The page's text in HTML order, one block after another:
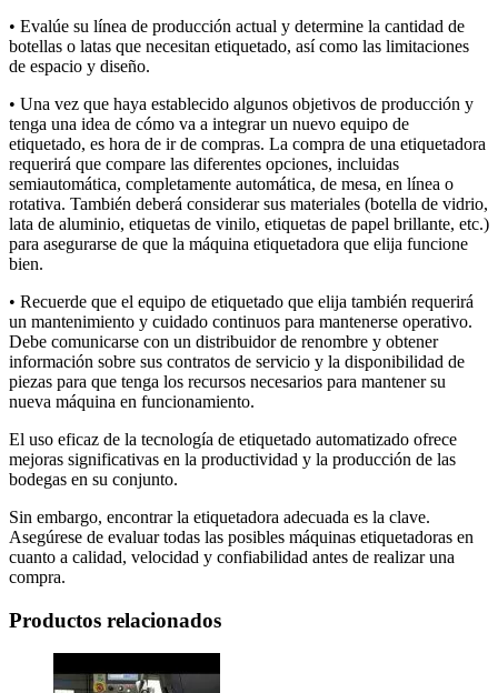
• Evalúe su línea de producción actual y determine la cantidad de
botellas o latas que necesitan etiquetado, así como las limitaciones
de espacio y diseño.
• Una vez que haya establecido algunos objetivos de producción y
tenga una idea de cómo va a integrar un nuevo equipo de
etiquetado, es hora de ir de compras. La compra de una etiquetadora
requerirá que compare las diferentes opciones, incluidas
semiautomática, completamente automática, de mesa, en línea o
rotativa. También deberá considerar sus materiales (botella de vidrio,
lata de aluminio, etiquetas de vinilo, etiquetas de papel brillante, etc.)
para asegurarse de que la máquina etiquetadora que elija funcione
bien.
• Recuerde que el equipo de etiquetado que elija también requerirá
un mantenimiento y cuidado continuos para mantenerse operativo.
Debe comunicarse con un distribuidor de renombre y obtener
información sobre sus contratos de servicio y la disponibilidad de
piezas para que tenga los recursos necesarios para mantener su
nueva máquina en funcionamiento.
El uso eficaz de la tecnología de etiquetado automatizado ofrece
mejoras significativas en la productividad y la producción de las
bodegas en su conjunto.
Sin embargo, encontrar la etiquetadora adecuada es la clave.
Asegúrese de evaluar todas las posibles máquinas etiquetadoras en
cuanto a calidad, velocidad y confiabilidad antes de realizar una
compra.
Productos relacionados